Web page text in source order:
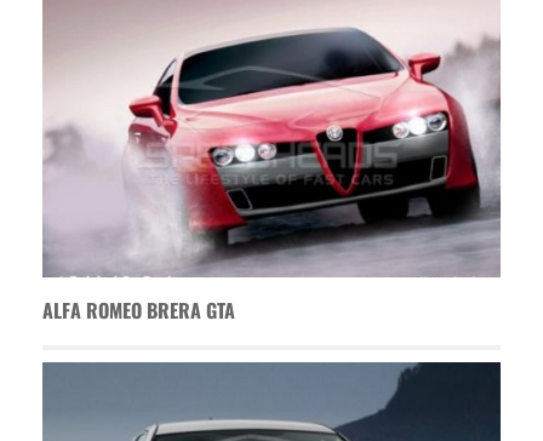
ALFA ROMEO BRERA GTA